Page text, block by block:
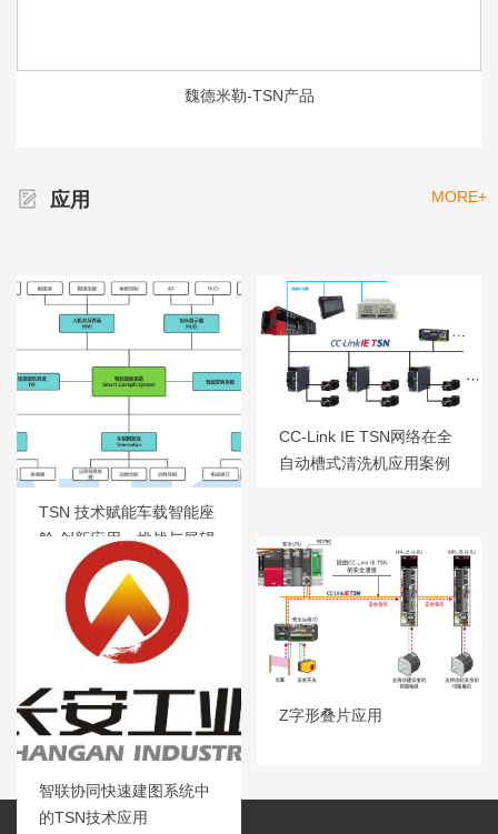
魏德米勒-TSN产品
应用 MORE+
TSN 技术赋能车载智能座
舱 创新应用、挑战与展望
CC-Link IE TSN网络在全
自动槽式清洗机应用案例
智联协同快速建图系统中
的TSN技术应用
Z字形叠片应用